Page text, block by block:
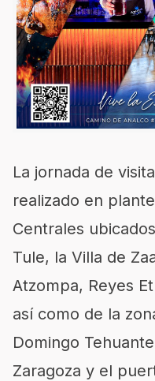
La jornada de
realizado en
Centrales
Tule, la Villa de
Atzompa, Reyes
así como de la
Domingo
Zaragoza y el